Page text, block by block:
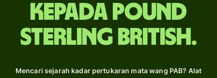
kepada pound
sterling British.
Mencari sejarah kadar pertukaran mata wang PAB? Alat